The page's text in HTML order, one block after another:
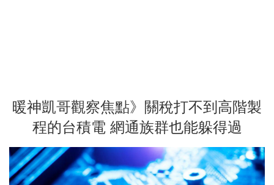
暖神凱哥觀察焦點》關稅打不到高階製
程的台積電 網通族群也能躲得過